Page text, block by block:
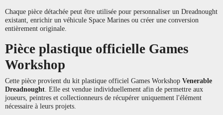
Chaque pièce détachée peut être utilisée pour personnaliser un Dreadnought
existant, enrichir un véhicule Space Marines ou créer une conversion
entièrement originale.
Pièce plastique officielle Games
Workshop
Cette pièce provient du kit plastique officiel Games Workshop Venerable
Dreadnought. Elle est vendue individuellement afin de permettre aux
joueurs, peintres et collectionneurs de récupérer uniquement l'élément
nécessaire à leurs projets.